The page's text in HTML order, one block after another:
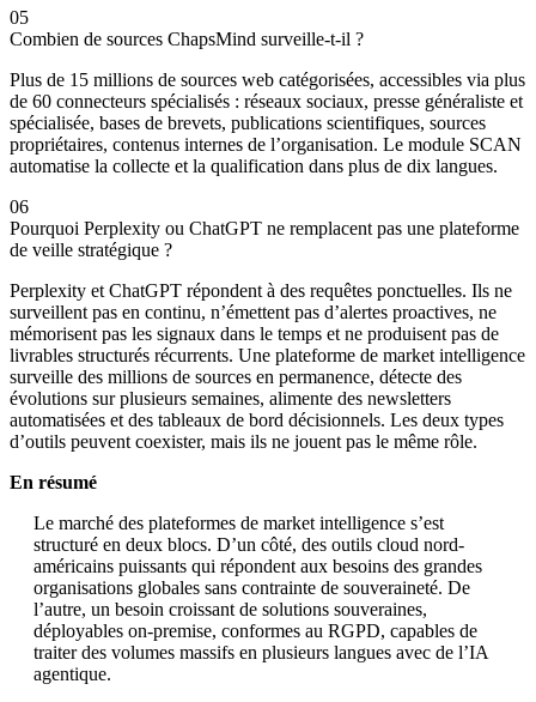
05
Combien de sources ChapsMind surveille-t-il ?
Plus de 15 millions de sources web catégorisées, accessibles via plus
de 60 connecteurs spécialisés : réseaux sociaux, presse généraliste et
spécialisée, bases de brevets, publications scientifiques, sources
propriétaires, contenus internes de l’organisation. Le module SCAN
automatise la collecte et la qualification dans plus de dix langues.
06
Pourquoi Perplexity ou ChatGPT ne remplacent pas une plateforme
de veille stratégique ?
Perplexity et ChatGPT répondent à des requêtes ponctuelles. Ils ne
surveillent pas en continu, n’émettent pas d’alertes proactives, ne
mémorisent pas les signaux dans le temps et ne produisent pas de
livrables structurés récurrents. Une plateforme de market intelligence
surveille des millions de sources en permanence, détecte des
évolutions sur plusieurs semaines, alimente des newsletters
automatisées et des tableaux de bord décisionnels. Les deux types
d’outils peuvent coexister, mais ils ne jouent pas le même rôle.
En résumé
Le marché des plateformes de market intelligence s’est
structuré en deux blocs. D’un côté, des outils cloud nord-
américains puissants qui répondent aux besoins des grandes
organisations globales sans contrainte de souveraineté. De
l’autre, un besoin croissant de solutions souveraines,
déployables on-premise, conformes au RGPD, capables de
traiter des volumes massifs en plusieurs langues avec de l’IA
agentique.